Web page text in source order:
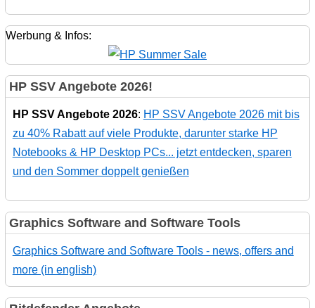
Werbung & Infos:
HP SSV Angebote 2026!
HP SSV Angebote 2026: HP SSV Angebote 2026 mit bis
zu 40% Rabatt auf viele Produkte, darunter starke HP
Notebooks & HP Desktop PCs... jetzt entdecken, sparen
und den Sommer doppelt genießen
Graphics Software and Software Tools
Graphics Software and Software Tools - news, offers and
more (in english)